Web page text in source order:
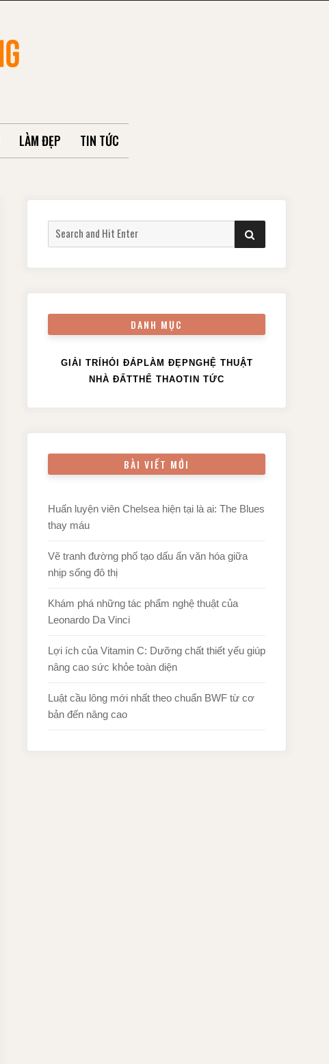
LÀM ĐẸP TIN TỨC
Search
for:
SEARCH
DANH MỤC
GIẢI TRÍ HỎI ĐÁP LÀM ĐẸP NGHỆ THUẬT
NHÀ ĐẤTTHỂ THAOTIN TỨC
BÀI VIẾT MỚI
Huấn luyện viên Chelsea hiện tại là ai: The Blues
thay máu
Vẽ tranh đường phố tạo dấu ấn văn hóa giữa
nhịp sống đô thị
Khám phá những tác phẩm nghệ thuật của
Leonardo Da Vinci
Lợi ích của Vitamin C: Dưỡng chất thiết yếu giúp
nâng cao sức khỏe toàn diện
Luật cầu lông mới nhất theo chuẩn BWF từ cơ
bản đến nâng cao